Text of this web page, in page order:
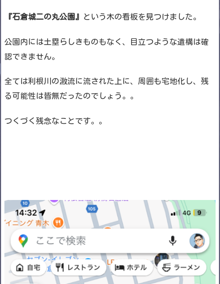
『石倉城二の丸公園』 という木の看板を見つけました。
公園内には土塁らしきものもなく、目立つような遺構は確
認できません。
全ては利根川の激流に流された上に、周囲も宅地化し、残
る可能性は皆無だったのでしょう。。
つくづく残念なことです。。